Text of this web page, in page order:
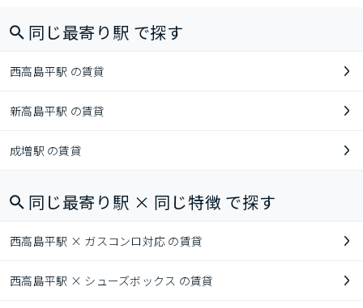
同じ最寄り駅 で探す
西高島平駅 の賃貸
新高島平駅 の賃貸
成増駅 の賃貸
同じ最寄り駅 × 同じ特徴 で探す
西高島平駅 × ガスコンロ対応 の賃貸
西高島平駅 × シューズボックス の賃貸